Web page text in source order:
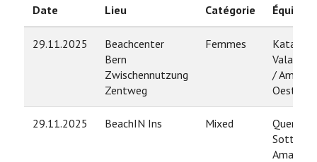
Date Lieu Catégorie Équipe
29.11.2025
Beachcenter
Bern
Zwischennutzung
Zentweg
Femmes
Katarina
/
29.11.2025 BeachIN Ins Mixed
Quentin